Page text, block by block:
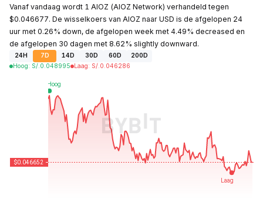
Vanaf vandaag wordt 1 AIOZ (AIOZ Network) verhandeld tegen
$0.046677. De wisselkoers van AIOZ naar USD is de afgelopen 24
uur met 0.26% down, de afgelopen week met 4.49% decreased en
de afgelopen 30 dagen met 8.62% slightly downward.
24H 7D 14D 30D 60D
200D
Hoog: S/. 0.048995 Laag: S/. 0.046286